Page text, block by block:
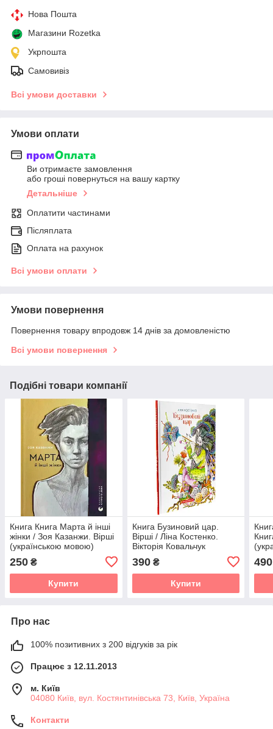
Нова Пошта
Магазини Rozetka
Укрпошта
Самовивіз
Всі умови доставки
Умови оплати
Ви отримаєте замовлення
або гроші повернуться на вашу картку
Детальніше
Оплатити частинами
Післяплата
Оплата на рахунок
Всі умови оплати
Умови повернення
Повернення товару впродовж 14 днів за домовленістю
Всі умови повернення
Подібні товари компанії
Книга Книга Марта й інші
жінки / Зоя Казанжи. Вірші
(українською мовою)
250 ₴
Купити
Книга Бузиновий цaр.
Вірші / Ліна Костенко.
Вікторія Ковальчук
390₴
Купити
490
Про нас
100% позитивних з 200 відгуків за рік
Працює з 12.11.2013
м. Київ
04080 Київ, вул. Костянтинівська 73, Київ, Україна
Контакти